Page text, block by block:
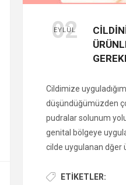
02
EYLÜL
Cildimize
düşündüğümüzden
pudralar solunum
genital bölgeye
cilde uygulanan dğer
son derece önemlidir.
ETIKETLER: